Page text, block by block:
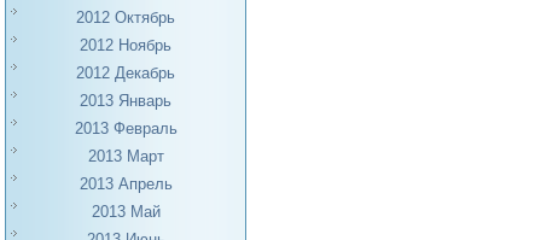
2012 Октябрь
2012 Ноябрь
2012 Декабрь
2013 Январь
2013 Февраль
2013 Март
2013 Апрель
2013 Май